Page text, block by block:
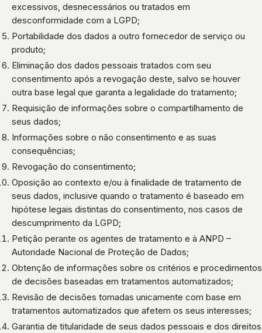
excessivos, desnecessários ou tratados em
desconformidade com a LGPD;
Portabilidade dos dados a outro fornecedor de serviço ou
produto;
Eliminação dos dados pessoais tratados com seu
consentimento após a revogação deste, salvo se houver
outra base legal que garanta a legalidade do tratamento;
Requisição de informações sobre o compartilhamento de
seus dados;
Informações sobre o não consentimento e as suas
consequências;
Revogação do consentimento;
Oposição ao contexto e/ou à finalidade de tratamento de
seus dados, inclusive quando o tratamento é baseado em
hipótese legais distintas do consentimento, nos casos de
descumprimento da LGPD;
Petição perante os agentes de tratamento e à ANPD –
Autoridade Nacional de Proteção de Dados;
Obtenção de informações sobre os critérios e procedimentos
de decisões baseadas em tratamentos automatizados;
Revisão de decisões tomadas unicamente com base em
tratamentos automatizados que afetem os seus interesses;
Garantia de titularidade de seus dados pessoais e dos direitos